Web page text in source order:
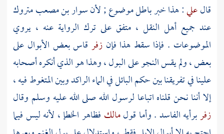
قالعلي: هذا خبر باطل موضوع ; لأنسوار بن مصعبمتروك
عند جميع أهل النقل ، متفق على ترك الرواية عنه ، يروي
الموضوعات . فإذا سقط هذا فإنزفر قاس بعض الأبوال على
بعض ، ولم يقس النجو على البول ، وهذا هو الذي أنكره أصحابه
علينا في تفريقنا بين حكم البائل في الماء الراكد وبين المتغوط فيه ،
إلا أننا نحن قلناه اتباعا لرسول الله صلى الله عليه وسلم وقال
زفربرأيه الفاسد . وأما قولمالك فظاهر الخطإ ، لأنه ليس فيما